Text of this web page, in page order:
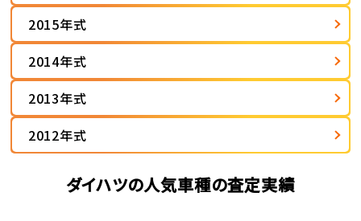
2015年式
2014年式
2013年式
2012年式
ダイハツの人気車種の査定実績